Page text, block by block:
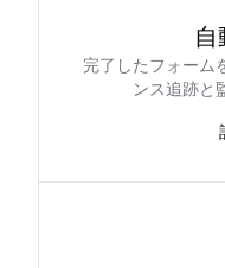
自
完了したフォーム
ンス追跡と